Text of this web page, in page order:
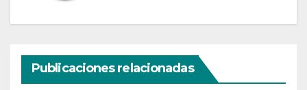
Publicaciones relacionadas